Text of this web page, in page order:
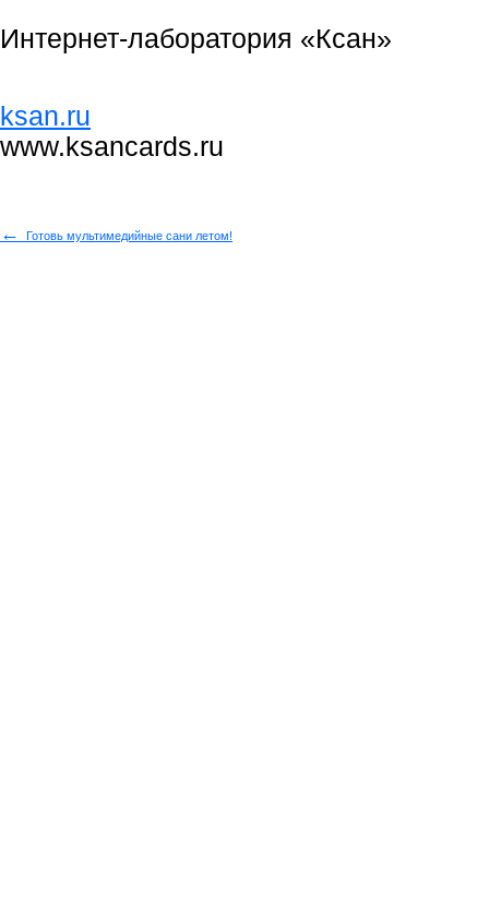
Интернет-лаборатория «Ксан»
ksan.ru
www.ksancards.ru
← Готовь мультимедийные сани летом!